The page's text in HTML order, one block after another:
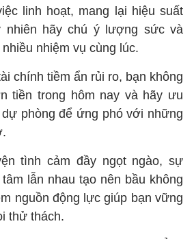
linh hoạt, mang lại hiệu suất
nhiên hãy chú ý lượng sức và
nhiệm vụ cùng lúc.
chính tiềm ẩn rủi ro, bạn không
tiền trong hôm nay và hãy ưu
phòng để ứng phó với những
tình cảm đầy ngọt ngào, sự
lẫn nhau tạo nên bầu không
nguồn động lực giúp bạn vững
thử thách.